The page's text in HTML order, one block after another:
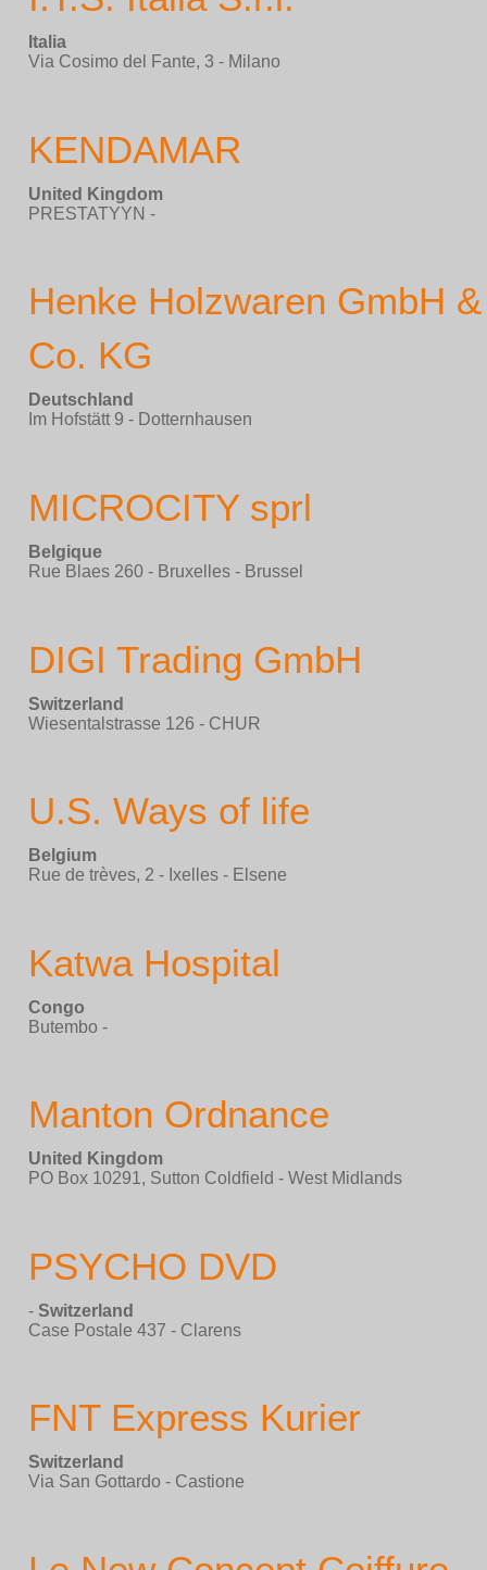
Italia
Via Cosimo del Fante, 3 - Milano
KENDAMAR
United Kingdom
PRESTATYYN -
Henke Holzwaren GmbH &
Co. KG
Deutschland
Im Hofstätt 9 - Dotternhausen
MICROCITY sprl
Belgique
Rue Blaes 260 - Bruxelles - Brussel
DIGI Trading GmbH
Switzerland
Wiesentalstrasse 126 - CHUR
U.S. Ways of life
Belgium
Rue de trèves, 2 - Ixelles - Elsene
Katwa Hospital
Congo
Butembo -
Manton Ordnance
United Kingdom
PO Box 10291, Sutton Coldfield - West Midlands
PSYCHO DVD
- Switzerland
Case Postale 437 - Clarens
FNT Express Kurier
Switzerland
Via San Gottardo - Castione